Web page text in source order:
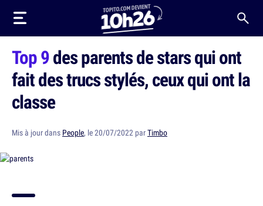
Top 9des parents de stars qui ont
fait des trucs stylés, ceux qui ont la
classe
Mis à jour dans People, le 20/07/2022 parTimbo